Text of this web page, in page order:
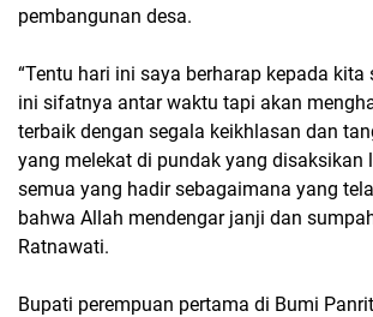
pembangunan desa.
“Tentu hari ini saya berharap kepada
ini sifatnya antar waktu tapi akan
terbaik dengan segala keikhlasan dan
yang melekat di pundak yang disaksikan
semua yang hadir sebagaimana yang
bahwa Allah mendengar janji dan
Ratnawati.
Bupati perempuan pertama di Bumi